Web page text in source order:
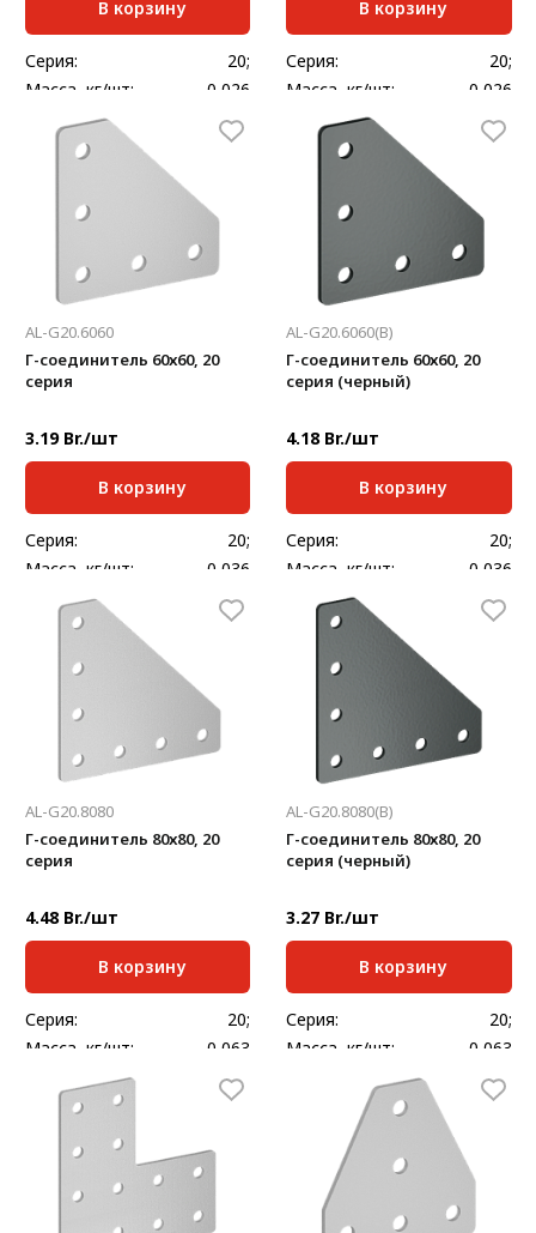
В корзину
Серия:
20;
Масса, кг/шт:
0,026
Толщина, мм:
2
В корзину
Серия:
20;
Масса, кг/шт:
0,026
Толщина, мм:
2
AL-G20.6060
Г-соединитель 60х60, 20
серия
3.19 Br./шт
В корзину
Серия:
20;
Масса, кг/шт:
0,036
Толщина, мм:
2
AL-G20.6060(В)
Г-соединитель 60х60, 20
серия (черный)
4.18 Br./шт
В корзину
Серия:
20;
Масса, кг/шт:
0,036
Толщина, мм:
2
AL-G20.8080
Г-соединитель 80х80, 20
серия
4.48 Br./шт
В корзину
Серия:
20;
Масса, кг/шт:
0,063
AL-G20.8080(B)
Г-соединитель 80х80, 20
серия (черный)
3.27 Br./шт
В корзину
Серия:
20;
Масса, кг/шт:
0,063
2